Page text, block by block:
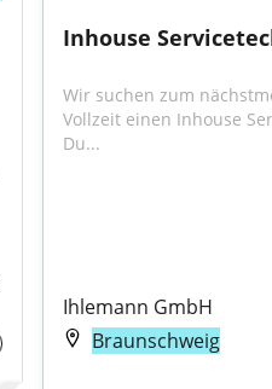
Inhouse
Wir suchen zum
Vollzeit einen Inhouse
Du...
Ihlemann GmbH
Braunschweig